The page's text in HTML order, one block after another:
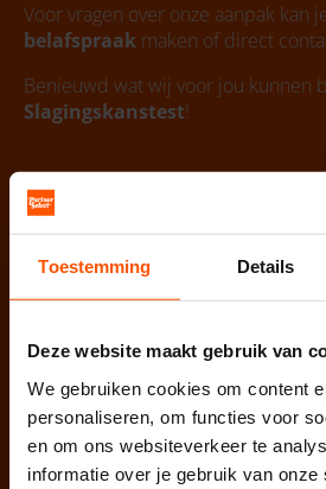
Toestemming Details
Deze website maakt gebruik van
We gebruiken cookies om content
personaliseren, om functies voor
en om ons websiteverkeer te
informatie over je gebruik van onze
Voor vragen over onze aanpak kan
belafspraak maken of direct
Benieuwd wat wij voor jou kunnen
Slagingskanstest!